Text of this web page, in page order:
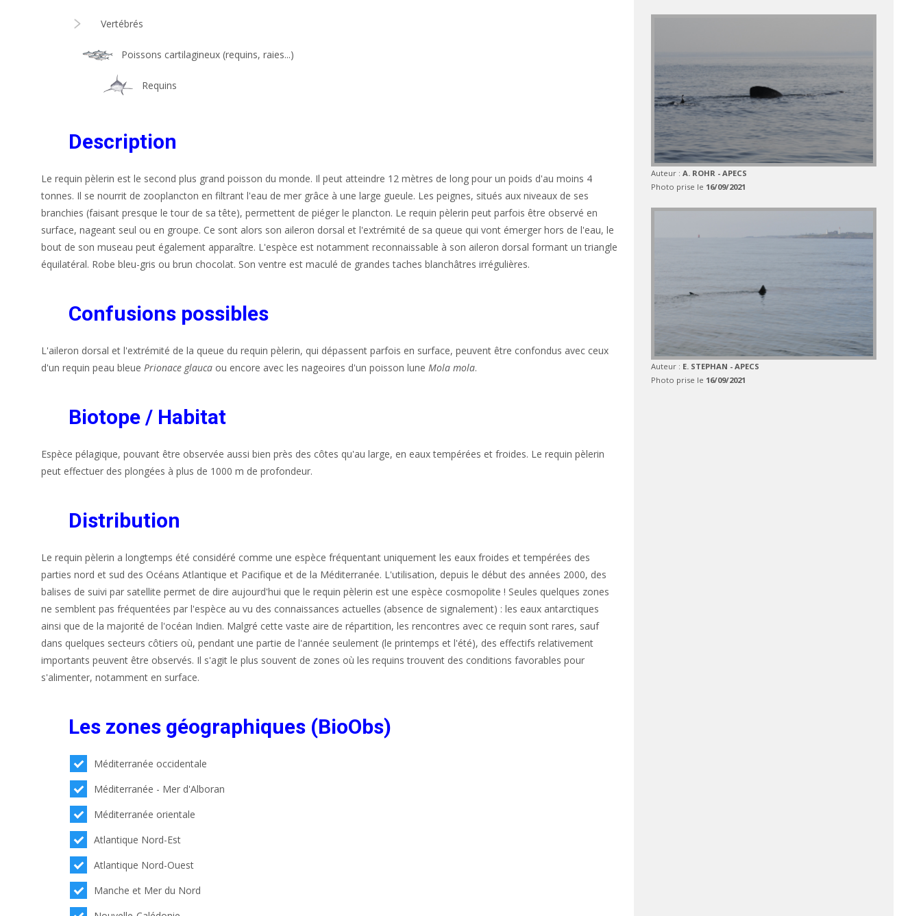
Vertébrés
Poissons cartilagineux (requins, raies...)
Requins
Description
Le requin pèlerin est le second plus grand poisson du monde. Il peut atteindre 12 mètres de long pour un poids d'au moins 4
tonnes. Il se nourrit de zooplancton en filtrant l'eau de mer grâce à une large gueule. Les peignes, situés aux niveaux de ses
branchies (faisant presque le tour de sa tête), permettent de piéger le plancton. Le requin pèlerin peut parfois être observé en
surface, nageant seul ou en groupe. Ce sont alors son aileron dorsal et l'extrémité de sa queue qui vont émerger hors de l'eau, le
bout de son museau peut également apparaître. L'espèce est notamment reconnaissable à son aileron dorsal formant un triangle
équilatéral. Robe bleu-gris ou brun chocolat. Son ventre est maculé de grandes taches blanchâtres irrégulières.
Confusions possibles
L'aileron dorsal et l'extrémité de la queue du requin pèlerin, qui dépassent parfois en surface, peuvent être confondus avec ceux
d'un requin peau bleue Prionace glauca ou encore avec les nageoires d'un poisson lune Mola mola.
Biotope / Habitat
Espèce pélagique, pouvant être observée aussi bien près des côtes qu'au large, en eaux tempérées et froides. Le requin pèlerin
peut effectuer des plongées à plus de 1000 m de profondeur.
Distribution
Le requin pèlerin a longtemps été considéré comme une espèce fréquentant uniquement les eaux froides et tempérées des
parties nord et sud des Océans Atlantique et Pacifique et de la Méditerranée. L'utilisation, depuis le début des années 2000, des
balises de suivi par satellite permet de dire aujourd'hui que le requin pèlerin est une espèce cosmopolite ! Seules quelques zones
ne semblent pas fréquentées par l'espèce au vu des connaissances actuelles (absence de signalement) : les eaux antarctiques
ainsi que de la majorité de l'océan Indien. Malgré cette vaste aire de répartition, les rencontres avec ce requin sont rares, sauf
dans quelques secteurs côtiers où, pendant une partie de l'année seulement (le printemps et l'été), des effectifs relativement
importants peuvent être observés. Il s'agit le plus souvent de zones où les requins trouvent des conditions favorables pour
s'alimenter, notamment en surface.
Les zones géographiques (BioObs)
Méditerranée occidentale
Méditerranée - Mer d'Alboran
Méditerranée orientale
Atlantique Nord-Est
Atlantique Nord-Ouest
Manche et Mer du Nord
Auteur : A. ROHR - APECS
Photo prise le 16/09/2021
Auteur : E. STEPHAN - APECS
Photo prise le 16/09/2021